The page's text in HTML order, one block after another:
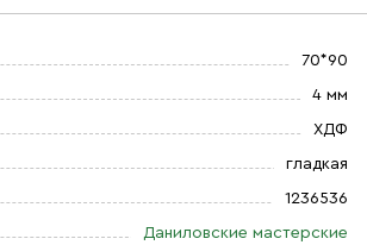
70*90
4 мм
ХДФ
гладкая
1236536
Даниловские мастерские